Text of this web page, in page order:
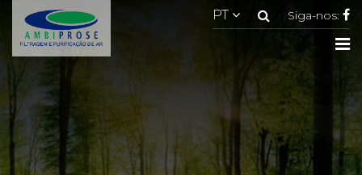
PT Pesquisar
Siga-nos: